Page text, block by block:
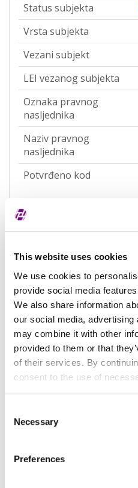
This website uses cookies
We use cookies to
provide social media
We also share information
our social media,
may combine it with other
provided to them or that
of their services. By
consent to the use of
Selection
Necessary
Preferences
Status subjekta
Vrsta subjekta
Vezani subjekt
LEI vezanog subjekta
Oznaka pravnog
nasljednika
Naziv pravnog
nasljednika
Potvrđeno kod
Tip valjanosti
Adresa pravnog
Adresa
Poštanski broj
Grad
Država
Poštanski broj